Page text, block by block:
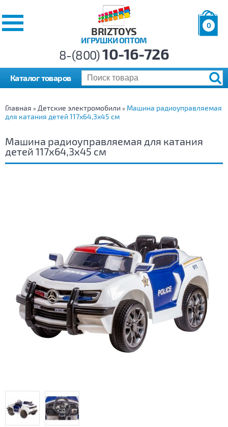
BRIZTOYS
ИГРУШКИ ОПТОМ
0
р.
8-(800)10-16-726
Каталог товаров
Главная » Детские электромобили » Машина радиоуправляемая
для катания детей 117х64,3х45 см
Машина радиоуправляемая для катания
детей 117х64,3х45 см